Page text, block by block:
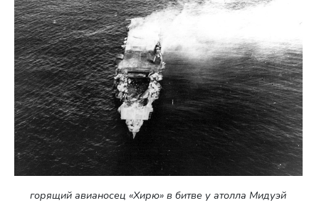
горящий авианосец «Хирю» в битве у атолла Мидуэй